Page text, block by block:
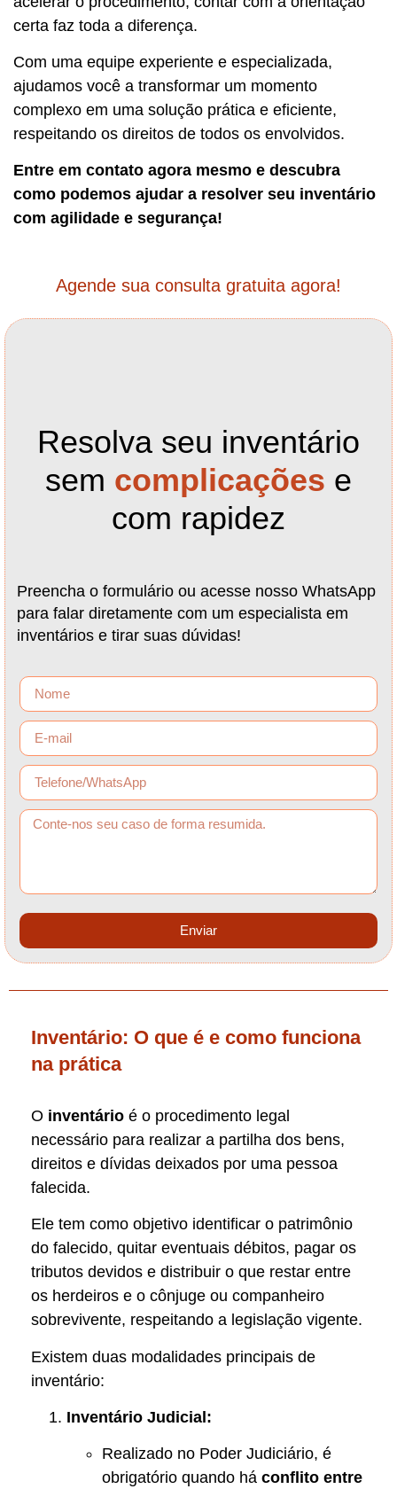
certa faz toda a diferença.
Com uma equipe experiente e especializada,
ajudamos você a transformar um momento
complexo em uma solução prática e eficiente,
respeitando os direitos de todos os envolvidos.
Entre em contato agora mesmo e descubra
como podemos ajudar a resolver seu inventário
com agilidade e segurança!
Agende sua consulta gratuita agora!
Resolva seu inventário
sem complicações e
com rapidez
Preencha o formulário ou acesse nosso WhatsApp
para falar diretamente com um especialista em
inventários e tirar suas dúvidas!
Enviar
Inventário: O que é e como funciona
na prática
O inventário é o procedimento legal
necessário para realizar a partilha dos bens,
direitos e dívidas deixados por uma pessoa
falecida.
Ele tem como objetivo identificar o patrimônio
do falecido, quitar eventuais débitos, pagar os
tributos devidos e distribuir o que restar entre
os herdeiros e o cônjuge ou companheiro
sobrevivente, respeitando a legislação vigente.
Existem duas modalidades principais de
inventário:
Inventário Judicial:
Realizado no Poder Judiciário, é
obrigatório quando há conflito entre